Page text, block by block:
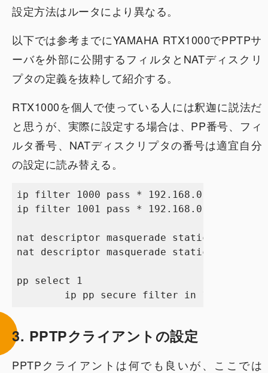
設定方法はルータにより異なる。
以下では参考までにYAMAHA RTX1000でPPTPサ
ーバを外部に公開するフィルタとNATディスクリ
プタの定義を抜粋して紹介する。
RTX1000を個人で使っている人には釈迦に説法だ
と思うが、実際に設定する場合は、PP番号、フィ
ルタ番号、NATディスクリプタの番号は適宜自分
の設定に読み替える。
ip filter 1000 pass * 192.168.0.128 tcp *
ip filter 1001 pass * 192.168.0.128 gre
nat descriptor masquerade static 1 1
nat descriptor masquerade static 1 2
pp select 1
3. PPTPクライアントの設定
PPTPクライアントは何でも良いが、ここでは